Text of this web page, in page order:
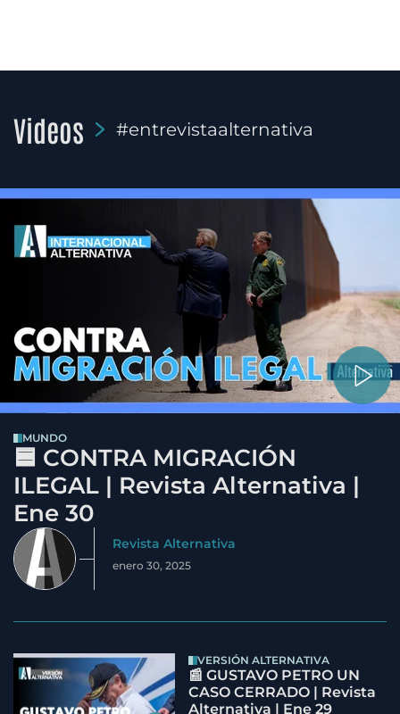
Videos #entrevistaalternativa
MUNDO
🟦 CONTRA MIGRACIÓN
ILEGAL | Revista Alternativa |
Ene 30
Revista Alternativa
enero 30, 2025
VERSIÓN ALTERNATIVA
📰 GUSTAVO PETRO UN
CASO CERRADO | Revista
Alternativa | Ene 29